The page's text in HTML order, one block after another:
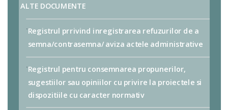
ALTE DOCUMENTE
Registrul prrivind inregistrarea refuzurilor de a
semna/contrasemna/ aviza actele administrative
Registrul pentru consemnarea propunerilor,
sugestiilor sau opiniilor cu privire la proiectele si
dispozitiile cu caracter normativ